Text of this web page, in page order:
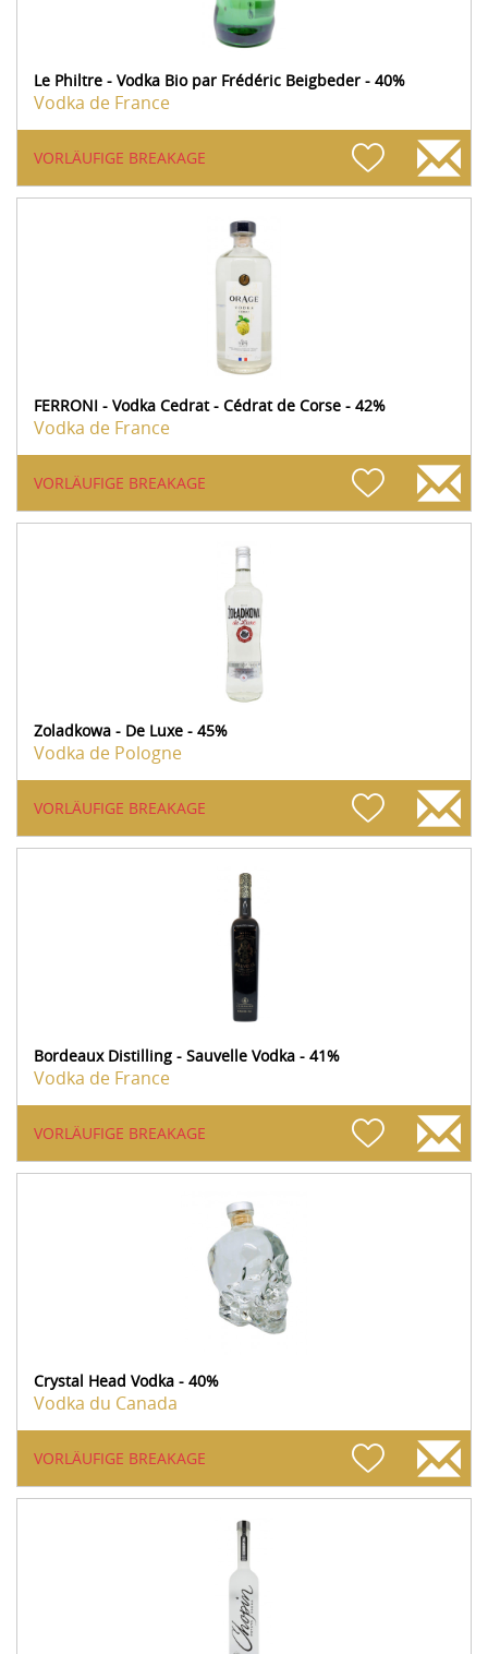
Le Philtre - Vodka Bio par Frédéric Beigbeder - 40%
Vodka de France
VORLÄUFIGE BREAKAGE
FERRONI - Vodka Cedrat - Cédrat de Corse - 42%
Vodka de France
VORLÄUFIGE BREAKAGE
Zoladkowa - De Luxe - 45%
Vodka de Pologne
VORLÄUFIGE BREAKAGE
Bordeaux Distilling - Sauvelle Vodka - 41%
Vodka de France
VORLÄUFIGE BREAKAGE
Crystal Head Vodka - 40%
Vodka du Canada
VORLÄUFIGE BREAKAGE